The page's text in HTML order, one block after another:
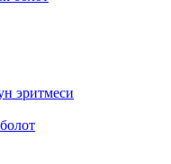
эритмеси